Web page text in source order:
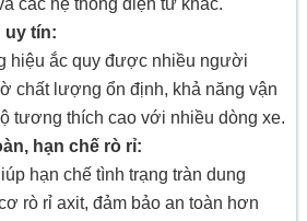
các hệ thống điện tử khác.
uy tín:
hiệu ắc quy được nhiều người
chất lượng ổn định, khả năng vận
tương thích cao với nhiều dòng xe.
hạn chế rò rỉ:
hạn chế tình trạng tràn dung
rò rỉ axit, đảm bảo an toàn hơn